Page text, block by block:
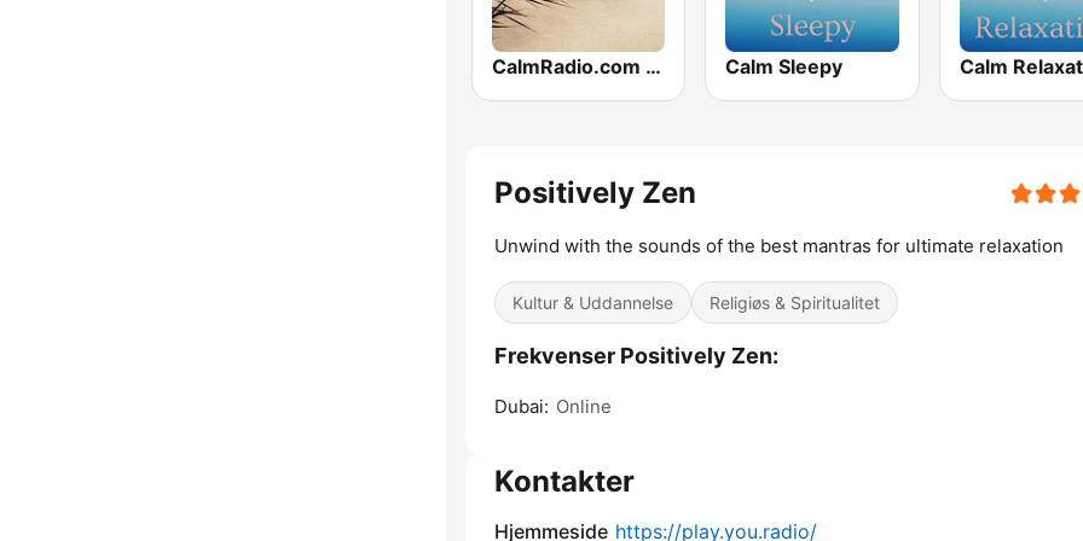
CalmRadio.com - Zen Calm Sleepy Calm
Positively Zen
Unwind with the sounds of the best mantras for ultimate relaxation
Kultur & Uddannelse Religiøs & Spiritualitet
Frekvenser Positively Zen:
Dubai: Online
Kontakter
Hjemmeside https://play.you.radio/